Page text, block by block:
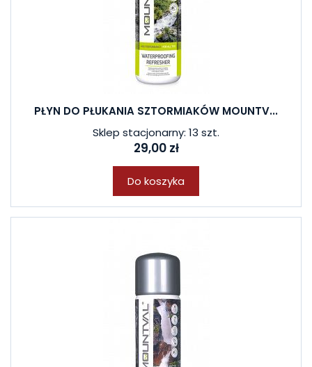
PŁYN DO PŁUKANIA SZTORMIAKÓW MOUNTV...
Sklep stacjonarny: 13 szt.
29,00 zł
Do koszyka